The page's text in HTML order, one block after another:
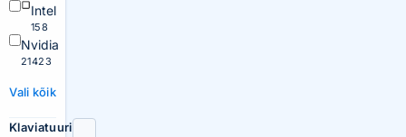
Intel
158
Nvidia
21423
Vali kõik
Klaviatuuri